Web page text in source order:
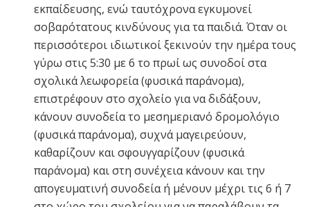
εκπαίδευσης, ενώ ταυτόχρονα εγκυμονεί
σοβαρότατους κινδύνους για τα παιδιά. Όταν οι
περισσότεροι ιδιωτικοί ξεκινούν την ημέρα τους
γύρω στις 5:30 με 6 το πρωί ως συνοδοί στα
σχολικά λεωφορεία (φυσικά παράνομα),
επιστρέφουν στο σχολείο για να διδάξουν,
κάνουν συνοδεία το μεσημεριανό δρομολόγιο
(φυσικά παράνομα), συχνά μαγειρεύουν,
καθαρίζουν και σφουγγαρίζουν (φυσικά
παράνομα) και στη συνέχεια κάνουν και την
απογευματινή συνοδεία ή μένουν μέχρι τις 6 ή 7